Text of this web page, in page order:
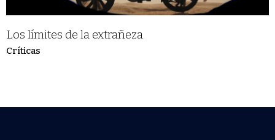
Los límites de la extrañeza
Críticas